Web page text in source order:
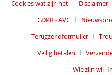
Cookies wat zijn het
Disclaimer
GDPR - AVG
Terugzendformulier
Veilig betalen
Wie zijn wij -